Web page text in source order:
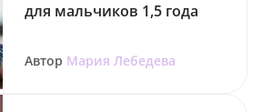
для мальчиков 1,5 года
Автор Мария Лебедева